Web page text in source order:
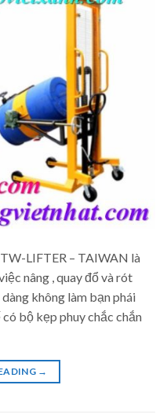
LIFTER – TAIWAN là
nâng , quay đổ và rót
không làm bạn phái
bộ kẹp phuy chắc chắn
→